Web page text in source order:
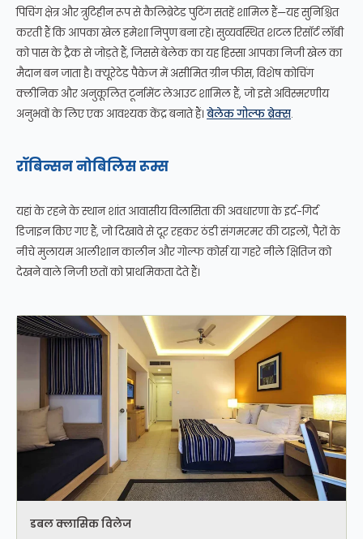
पिचिंग क्षेत्र और त्रुटिहीन रूप से कैलिब्रेटेड पुटिंग सतहें शामिल हैं—यह सुनिश्चित
करती हैं कि आपका खेल हमेशा निपुण बना रहे। सुव्यवस्थित शटल रिसॉर्ट लॉबी
को पास के ट्रैक से जोड़ते हैं, जिससे बेलेक का यह हिस्सा आपका निजी खेल का
मैदान बन जाता है। क्यूरेटेड पैकेज में असीमित ग्रीन फीस, विशेष कोचिंग
क्लीनिक और अनुकूलित टूर्नामेंट लेआउट शामिल हैं, जो इसे अविस्मरणीय
अनुभवों के लिए एक आवश्यक केंद्र बनाते हैं। बेलेक गोल्फ ब्रेक्स.
रॉबिन्सन नोबिलिस रूम्स
यहां के रहने के स्थान शांत आवासीय विलासिता की अवधारणा के इर्द-गिर्द
डिजाइन किए गए हैं, जो दिखावे से दूर रहकर ठंडी संगमरमर की टाइलों, पैरों के
नीचे मुलायम आलीशान कालीन और गोल्फ कोर्स या गहरे नीले क्षितिज को
देखने वाले निजी छतों को प्राथमिकता देते हैं।
डबल क्लासिक विलेज